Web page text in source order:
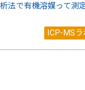
法で有機溶媒って測
ICP-MS